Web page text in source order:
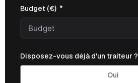
Budget (€)
Disposez-vous déjà d'un traiteur ?
Oui